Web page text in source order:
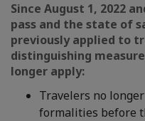
Since August 1, 2022
pass and the state of
previously applied to
distinguishing
longer apply:
Travelers no
formalities before